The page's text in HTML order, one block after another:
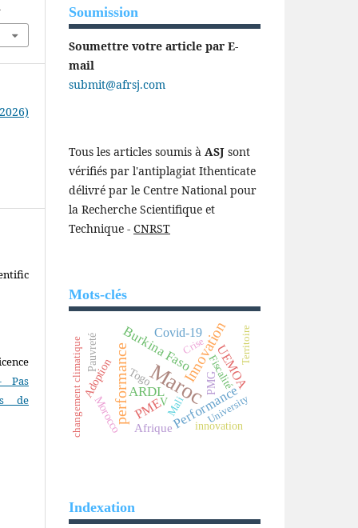
Pas
de
Soumission
Soumettre votre article par E-
mail
submit@afrsj.com
Tous les articles soumis à ASJ sont
vérifiés par l'antiplagiat Ithenticate
délivré par le Centre National pour
la Recherche Scientifique et
Technique - CNRST
Mots-clés
Maroc
performance Innovation
Performance
Burkina Faso
ARDL
PME
Covid-19
UEMOA
Afrique
Morocco
Adoption
innovation
Togo
Pauvreté Fiscalité
VMali
PMG
University
Territoire
Crise
changement climatique
Indexation